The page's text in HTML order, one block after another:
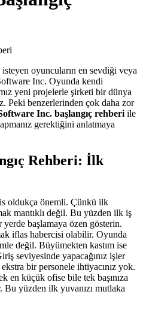
isteyen oyuncuların en sevdiği veya
Inc. Oyunda kendi
yeni projelerle şirketi bir dünya
Peki benzerlerinden çok daha zor
Inc. başlangıç rehberi ile
gerektiğini anlatmaya
Rehberi: İlk
oldukça önemli. Çünkü ilk
mantıklı değil. Bu yüzden ilk iş
başlamaya özen gösterin.
iflas habercisi olabilir. Oyunda
değil. Büyümekten kastım ise
seviyesinde yapacağınız işler
bir personele ihtiyacınız yok.
en küçük ofise bile tek başınıza
Bu yüzden ilk yuvanızı mutlaka